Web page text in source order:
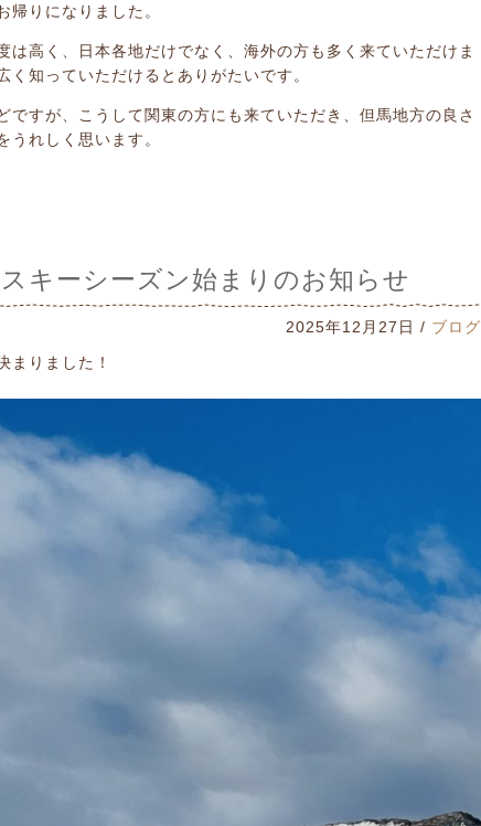
帰りになりました。
は高く、日本各地だけでなく、海外の方も多く来ていただけま
く知っていただけるとありがたいです。
ですが、こうして関東の方にも来ていただき、但馬地方の良さ
うれしく思います。
キーシーズン始まりのお知らせ
2025年12月27日 / ブログ
まりました ！